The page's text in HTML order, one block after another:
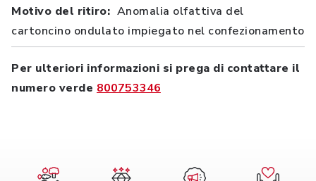
Motivo del ritiro: Anomalia olfattiva del
cartoncino ondulato impiegato nel confezionamento
Per ulteriori informazioni si prega di contattare il
numero verde 800753346